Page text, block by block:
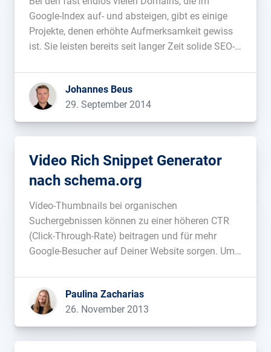
Google-Index auf- und absteigen, gibt es einige
Projekte, denen erhöhte Aufmerksamkeit gewiss
ist. Sie leisten bereits seit langer Zeit solide SEO-
herangezogen und stehen stellvertretend für ihre
Branche. Für mich treffen diese Kriterien auch auf
hrs.de […]...
Johannes Beus
29. September 2014
Video Rich Snippet Generator
nach schema.org
Video-Thumbnails bei organischen
Suchergebnissen können zu einer höheren CTR
(Click-Through-Rate) beitragen und für mehr
Google-Besucher auf Deiner Website sorgen. Um
Vorschaubild in den Google Suchergebnissen
anzeigen zu lassen, haben wir den Video Rich
Snippet Generator nach schema.org entwickelt.
Standardmäßig bietet YouTube Dir die
Möglichkeit Deine […]...
Paulina Zacharias
26. November 2013